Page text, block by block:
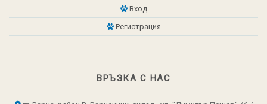
Вход
Регистрация
ВРЪЗКА С НАС